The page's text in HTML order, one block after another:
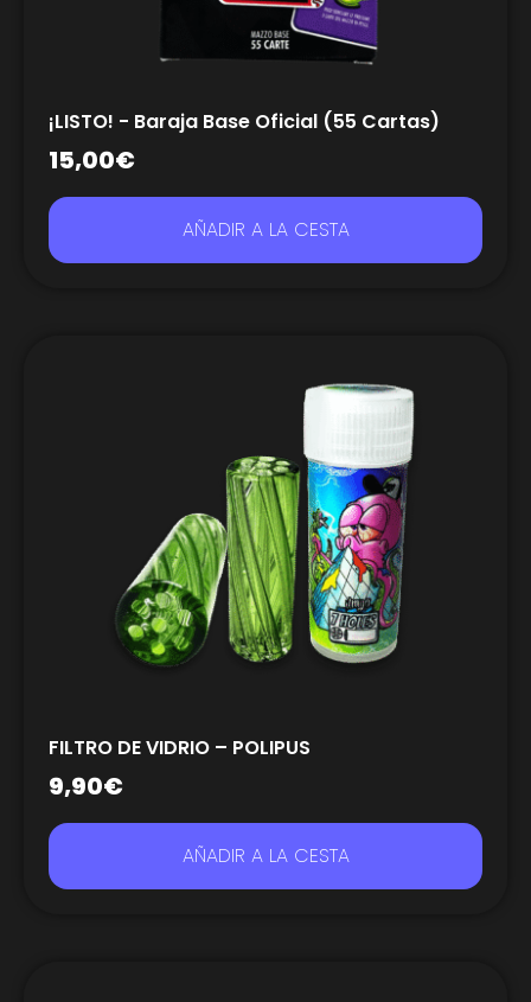
¡LISTO! - Baraja Base Oficial (55 Cartas)
15,00€
AÑADIR A LA CESTA
FILTRO DE VIDRIO – POLIPUS
9,90€
AÑADIR A LA CESTA